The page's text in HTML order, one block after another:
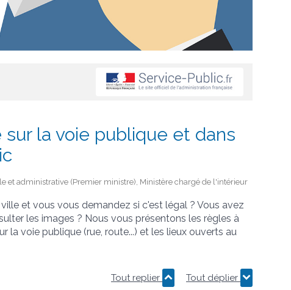
la voie publique et dans
et administrative (Premier ministre), Ministère chargé de l'intérieur
et vous vous demandez si c'est légal ? Vous avez
les images ? Nous vous présentons les règles à
la voie publique (rue, route...) et les lieux ouverts au
Tout replier Tout déplier